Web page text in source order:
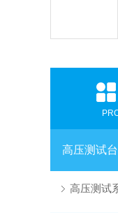
高压测试台
高压测试